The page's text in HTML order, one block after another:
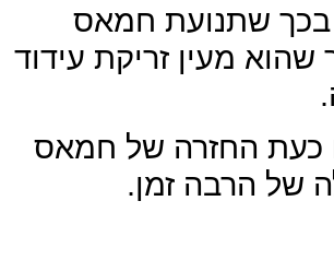
שתנועת חמאס
מעין זריקת עידוד
כעת החזרה של חמאס
של הרבה זמן.